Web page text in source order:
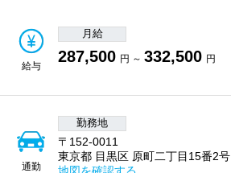
給与
月給
287,500 円 ～ 332,500 円
通勤
勤務地
〒152-0011
東京都 目黒区 原町二丁目15番2号
地図を確認する